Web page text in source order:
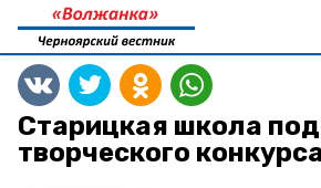
Старицкая школа
творческого